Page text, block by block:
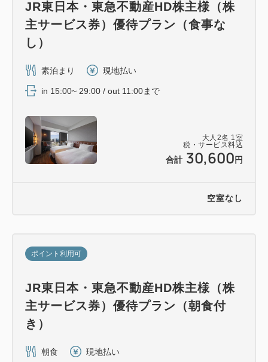
大人 2名 1 室
税・サービス料込
合計 30,600 円
JR東日本・東急不動産HD株主様（株
主サービス券）優待プラン（食事な
し）
素泊まり 現地払い
in 15:00~ 29:00 / out 11:00まで
空室なし
ポイント利用可
JR東日本・東急不動産HD株主様（株
主サービス券）優待プラン（朝食付
き）
朝食 現地払い